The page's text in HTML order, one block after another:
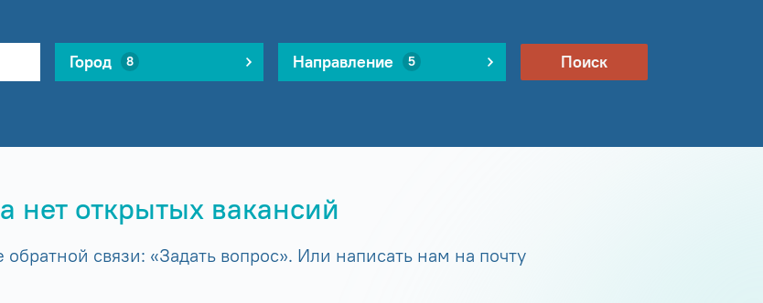
Город 8 Направление 5 Поиск
открытых вакансий
связи: «Задать вопрос». Или написать нам на почту